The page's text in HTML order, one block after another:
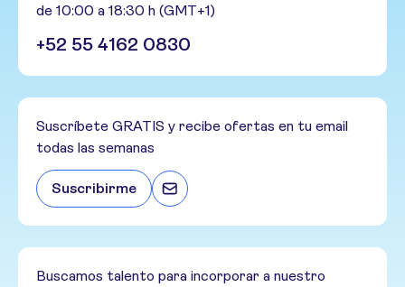
de 10:00 a 18:30 h (GMT+1)
+52 55 4162 0830
Suscríbete GRATIS y recibe ofertas en tu email
todas las semanas
Suscribirme
Buscamos talento para incorporar a nuestro